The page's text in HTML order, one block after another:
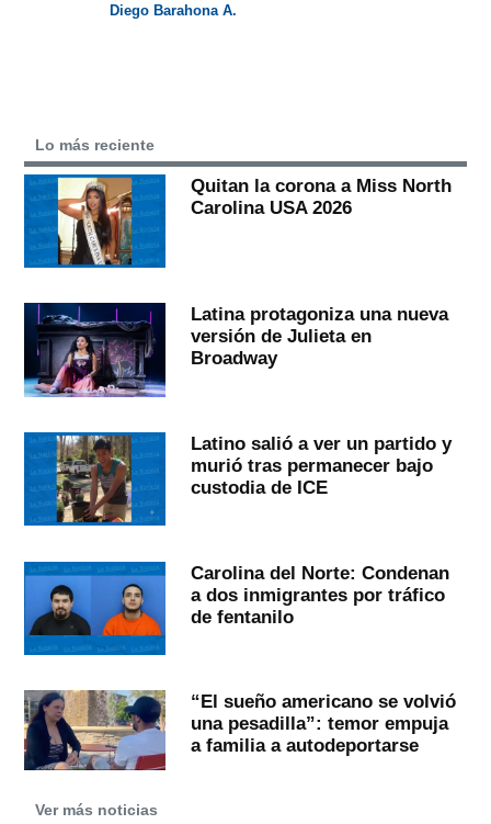
Diego Barahona A.
Lo más reciente
Quitan la corona a Miss North
Carolina USA 2026
Latina protagoniza una nueva
versión de Julieta en
Broadway
Latino salió a ver un partido y
murió tras permanecer bajo
custodia de ICE
Carolina del Norte: Condenan
a dos inmigrantes por tráfico
de fentanilo
“El sueño americano se volvió
una pesadilla”: temor empuja
a familia a autodeportarse
Ver más noticias